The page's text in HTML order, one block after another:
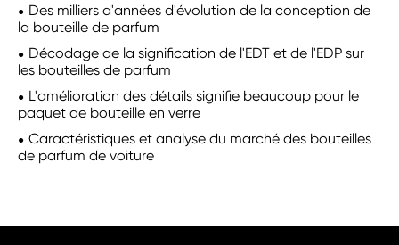
Des milliers d'années d'évolution de la conception de
la bouteille de parfum
Décodage de la signification de l'EDT et de l'EDP sur
les bouteilles de parfum
L'amélioration des détails signifie beaucoup pour le
paquet de bouteille en verre
Caractéristiques et analyse du marché des bouteilles
de parfum de voiture